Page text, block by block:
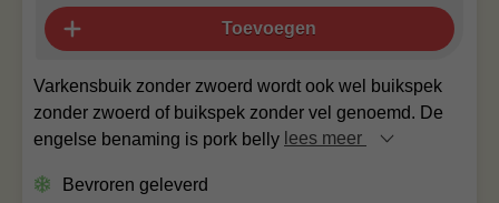
Varkensbuik zonder zwoerd wordt ook wel buikspek
zonder zwoerd of buikspek zonder vel genoemd. De
engelse benaming is pork belly lees meer
Bevroren geleverd
Toevoegen